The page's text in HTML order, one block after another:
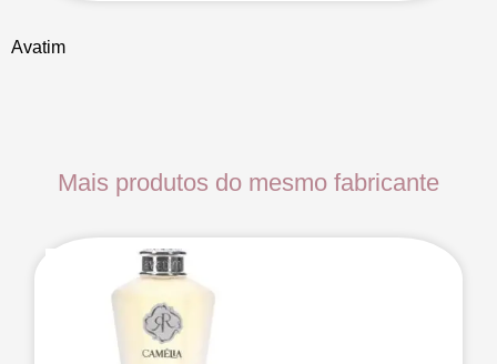
Avatim
Mais produtos do mesmo fabricante